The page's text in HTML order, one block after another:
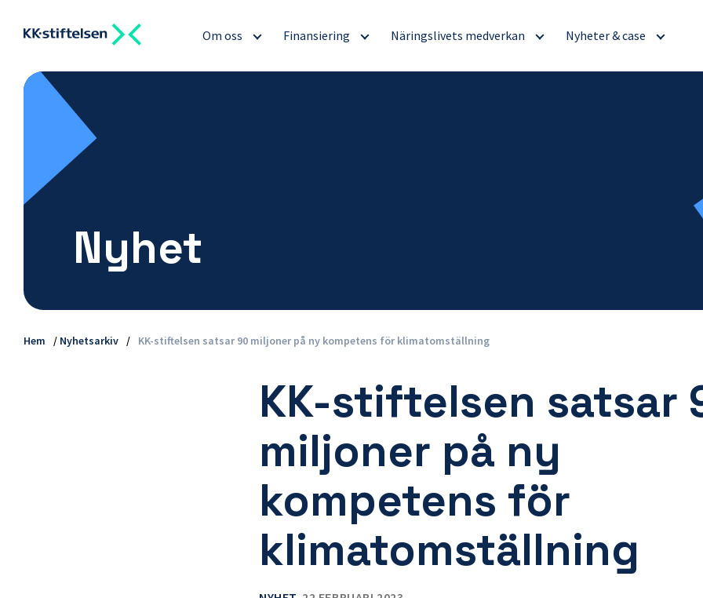
Om oss Finansiering Näringslivets medverkan Nyheter & case
Nyhet
Hem / Nyhetsarkiv / KK-stiftelsen satsar 90 miljoner på ny kompetens för klimatomställning
KK-stiftelsen satsar
miljoner på ny
kompetens för
klimatomställning